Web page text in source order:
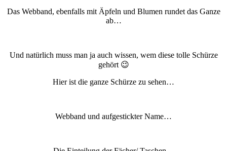
Das Webband, ebenfalls mit Äpfeln und Blumen rundet das Ganze
ab…
Und natürlich muss man ja auch wissen, wem diese tolle Schürze
gehört 😉
Hier ist die ganze Schürze zu sehen…
Webband und aufgestickter Name…